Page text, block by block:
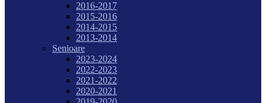
2016-2017
2015-2016
2014-2015
2013-2014
Senioare
2023-2024
2022-2023
2021-2022
2020-2021